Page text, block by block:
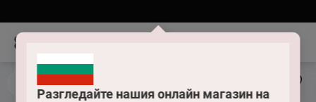
Разгледайте нашия онлайн магазин на